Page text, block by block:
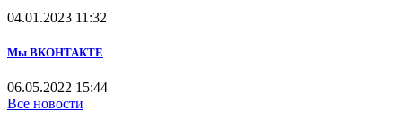
04.01.2023 11:32
Мы ВКОНТАКТЕ
06.05.2022 15:44
Все новости